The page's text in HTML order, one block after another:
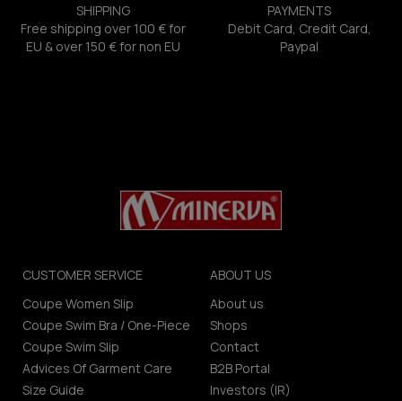
SHIPPING
Free shipping over 100 € for
EU & over 150 € for non EU
PAYMENTS
Debit Card, Credit Card,
Paypal
CUSTOMER SERVICE
Coupe Women Slip
Coupe Swim Bra / One-Piece
Coupe Swim Slip
Advices Of Garment Care
Size Guide
ABOUT US
About us
Shops
Contact
B2B Portal
Investors (IR)